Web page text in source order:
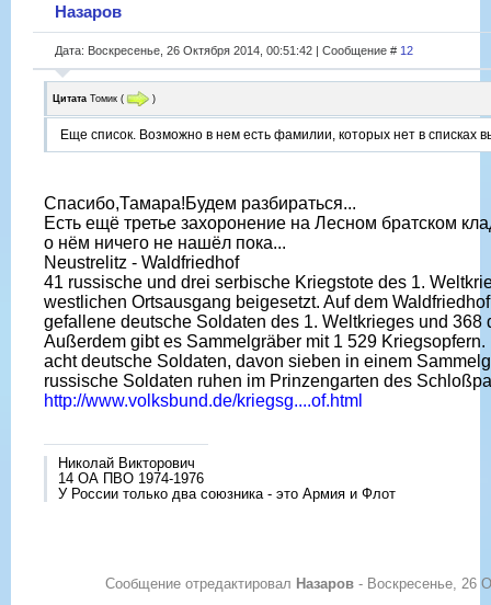
Назаров
Дата: Воскресенье, 26 Октября 2014, 00:51:42 | Сообщение # 12
Цитата Томик ( )
Еще список. Возможно в нем есть фамилии, которых нет в списках
Спасибо,Тамара!Будем разбираться...
Есть ещё третье захоронение на Лесном братском
о нём ничего не нашёл пока...
Neustrelitz - Waldfriedhof
41 russische und drei serbische Kriegstote des 1.
westlichen Ortsausgang beigesetzt. Auf dem
gefallene deutsche Soldaten des 1. Weltkrieges und 368
Außerdem gibt es Sammelgräber mit 1 529 Kriegsopfern.
acht deutsche Soldaten, davon sieben in einem
russische Soldaten ruhen im Prinzengarten des
http://www.volksbund.de/kriegsg....of.html
Николай Викторович
14 ОА ПВО 1974-1976
У России только два союзника - это Армия и Флот
Сообщение отредактировал Назаров - Воскресенье, 26